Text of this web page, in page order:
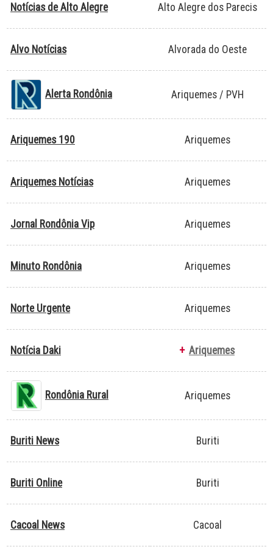
Notícias de Alto Alegre Alto Alegre dos Parecis
Alvo Notícias Alvorada do Oeste
Alerta Rondônia Ariquemes / PVH
Ariquemes 190 Ariquemes
Ariquemes Notícias Ariquemes
Jornal Rondônia Vip Ariquemes
Minuto Rondônia Ariquemes
Norte Urgente Ariquemes
Notícia Daki + Ariquemes
Rondônia Rural Ariquemes
Buriti News Buriti
Buriti Online Buriti
Cacoal News Cacoal